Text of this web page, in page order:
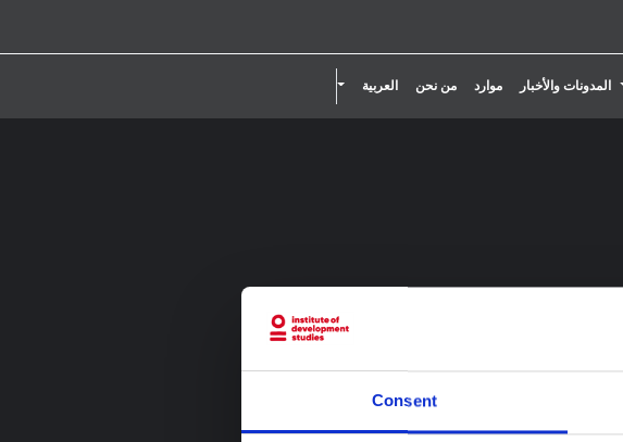
Consent
تبديل القائمة المنسدلة
المدونات والأخبار موارد من نحن العربية